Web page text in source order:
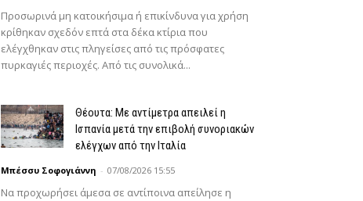
Προσωρινά μη κατοικήσιμα ή επικίνδυνα για χρήση
κρίθηκαν σχεδόν επτά στα δέκα κτίρια που
ελέγχθηκαν στις πληγείσες από τις πρόσφατες
πυρκαγιές περιοχές. Από τις συνολικά...
Θέουτα: Με αντίμετρα απειλεί η
Ισπανία μετά την επιβολή συνοριακών
ελέγχων από την Ιταλία
Μπέσσυ Σοφογιάννη - 07/08/2026 15:55
Να προχωρήσει άμεσα σε αντίποινα απείλησε η